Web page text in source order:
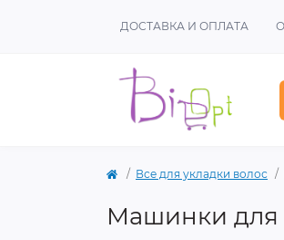
ДОСТАВКА И ОПЛАТА
Все для укладки волос
Машинки для